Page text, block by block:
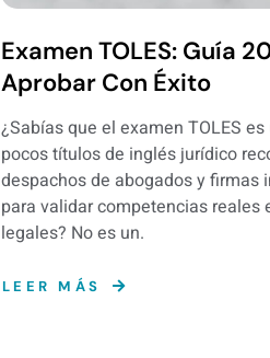
Examen TOLES: Guía
Aprobar Con Éxito
¿Sabías que el examen TOLES
pocos títulos de inglés jurídico
despachos de abogados y firmas
para validar competencias reales
legales? No es un.
LEER MÁS